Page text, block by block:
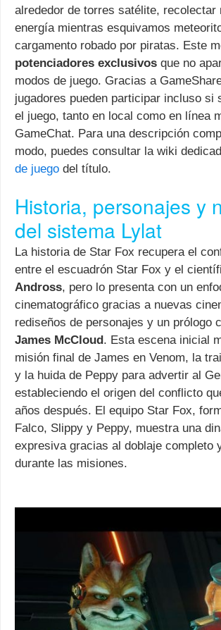
alrededor de torres satélite, recolectar
energía mientras esquivamos
cargamento robado por piratas. Este
potenciadores exclusivos que no
modos de juego. Gracias a
jugadores pueden participar incluso si
el juego, tanto en local como en línea
GameChat. Para una descripción
modo, puedes consultar la wiki
de juego del título.
Historia, personajes y
del sistema Lylat
La historia de Star Fox recupera el
entre el escuadrón Star Fox y el
Andross, pero lo presenta con un
cinematográfico gracias a nuevas
rediseños de personajes y un prólogo
James McCloud. Esta escena inicial
misión final de James en Venom, la
y la huida de Peppy para advertir al
estableciendo el origen del conflicto
años después. El equipo Star Fox,
Falco, Slippy y Peppy, muestra una
expresiva gracias al doblaje completo
durante las misiones.